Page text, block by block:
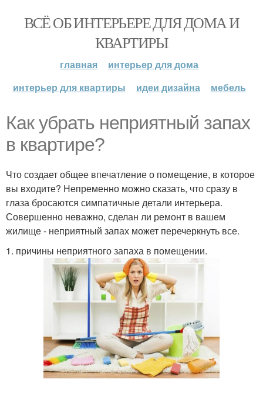
ВСЁ ОБ ИНТЕРЬЕРЕ ДЛЯ ДОМА И
КВАРТИРЫ
главная
интерьер для дома
интерьер для квартиры
идеи дизайна мебель
Как убрать неприятный запах
в квартире?
Что создает общее впечатление о помещение, в которое
вы входите? Непременно можно сказать, что сразу в
глаза бросаются симпатичные детали интерьера.
Совершенно неважно, сделан ли ремонт в вашем
жилище - неприятный запах может перечеркнуть все.
1. причины неприятного запаха в помещении.